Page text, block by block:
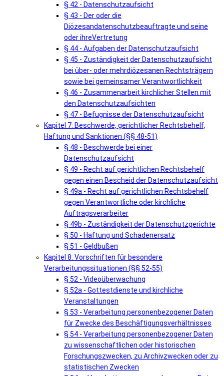
§ 42 - Datenschutzaufsicht
§ 43 - Der oder die
Diözesandatenschutzbeauftragte und seine
oder ihreVertretung
§ 44 - Aufgaben der Datenschutzaufsicht
§ 45 - Zuständigkeit der Datenschutzaufsicht
bei über- oder mehrdiözesanen Rechtsträgern
sowie bei gemeinsamer Verantwortlichkeit
§ 46 - Zusammenarbeit kirchlicher Stellen mit
den Datenschutzaufsichten
§ 47 - Befugnisse der Datenschutzaufsicht
Kapitel 7: Beschwerde, gerichtlicher Rechtsbehelf,
Haftung und Sanktionen (§§ 48-51)
§ 48 - Beschwerde bei einer
Datenschutzaufsicht
§ 49 - Recht auf gerichtlichen Rechtsbehelf
gegen einen Bescheid der Datenschutzaufsicht
§ 49a - Recht auf gerichtlichen Rechtsbehelf
gegen Verantwortliche oder kirchliche
Auftragsverarbeiter
§ 49b - Zuständigkeit der Datenschutzgerichte
§ 50 - Haftung und Schadenersatz
§ 51 - Geldbußen
Kapitel 8: Vorschriften für besondere
Verarbeitungssituationen (§§ 52-55)
§ 52 - Videoüberwachung
§ 52a - Gottestdienste und kirchliche
Veranstaltungen
§ 53 - Verarbeitung personenbezogener Daten
für Zwecke des Beschäftigungsverhältnisses
§ 54 - Verarbeitung personenbezogener Daten
zu wissenschaftlichen oder historischen
Forschungszwecken, zu Archivzwecken oder zu
statistischen Zwecken